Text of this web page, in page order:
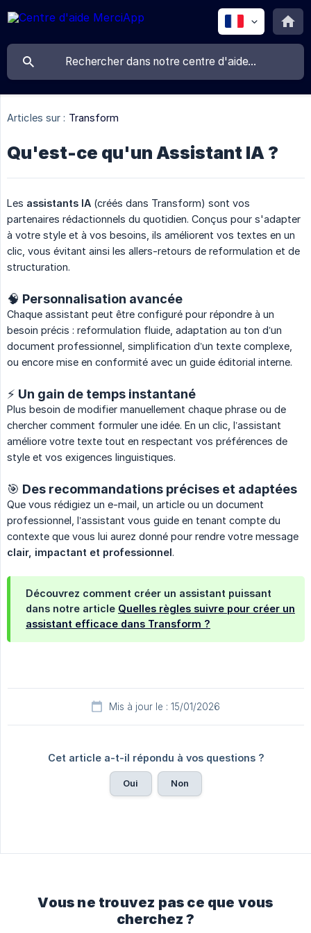
Articles sur : Transform
Qu'est-ce qu'un Assistant IA ?
Les assistants IA (créés dans Transform) sont vos
partenaires rédactionnels du quotidien. Conçus pour s'adapter
à votre style et à vos besoins, ils améliorent vos textes en un
clic, vous évitant ainsi les allers-retours de reformulation et de
structuration.
🧠 Personnalisation avancée
Chaque assistant peut être configuré pour répondre à un
besoin précis : reformulation fluide, adaptation au ton d’un
document professionnel, simplification d’un texte complexe,
ou encore mise en conformité avec un guide éditorial interne.
⚡ Un gain de temps instantané
Plus besoin de modifier manuellement chaque phrase ou de
chercher comment formuler une idée. En un clic, l’assistant
améliore votre texte tout en respectant vos préférences de
style et vos exigences linguistiques.
🎯 Des recommandations précises et adaptées
Que vous rédigiez un e-mail, un article ou un document
professionnel, l’assistant vous guide en tenant compte du
contexte que vous lui aurez donné pour rendre votre message
clair, impactant et professionnel.
Découvrez comment créer un assistant puissant
dans notre article Quelles règles suivre pour créer un
assistant efficace dans Transform ?
Mis à jour le : 15/01/2026
Cet article a-t-il répondu à vos questions ?
Oui Non
Vous ne trouvez pas ce que vous
cherchez ?